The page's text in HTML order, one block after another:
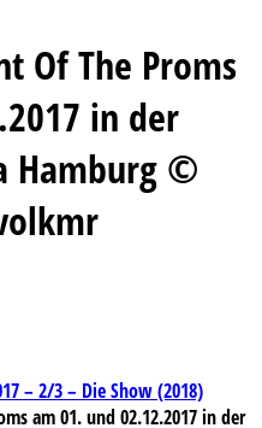
Of The Proms
in der
Hamburg ©
– 2/3 – Die Show (2018)
am 01. und 02.12.2017 in der